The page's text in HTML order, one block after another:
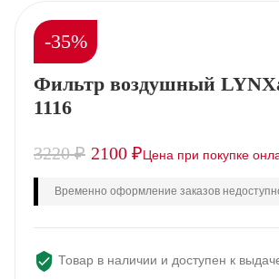
-35%
Фильтр воздушный
1116
3220₽ 2100 ₽
Временно оформление заказов
Товар в наличии и доступен к